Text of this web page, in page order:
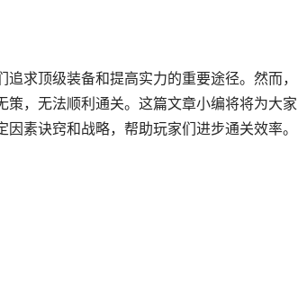
求顶级装备和提高实力的重要途径。然而，
策，无法顺利通关。这篇文章小编将将为大家
素诀窍和战略，帮助玩家们进步通关效率。